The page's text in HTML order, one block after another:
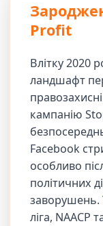
Profit
Влітку 2020
ландшафт
кампанію
Facebook
особливо
політичних
заворушень.
ліга, NAACP